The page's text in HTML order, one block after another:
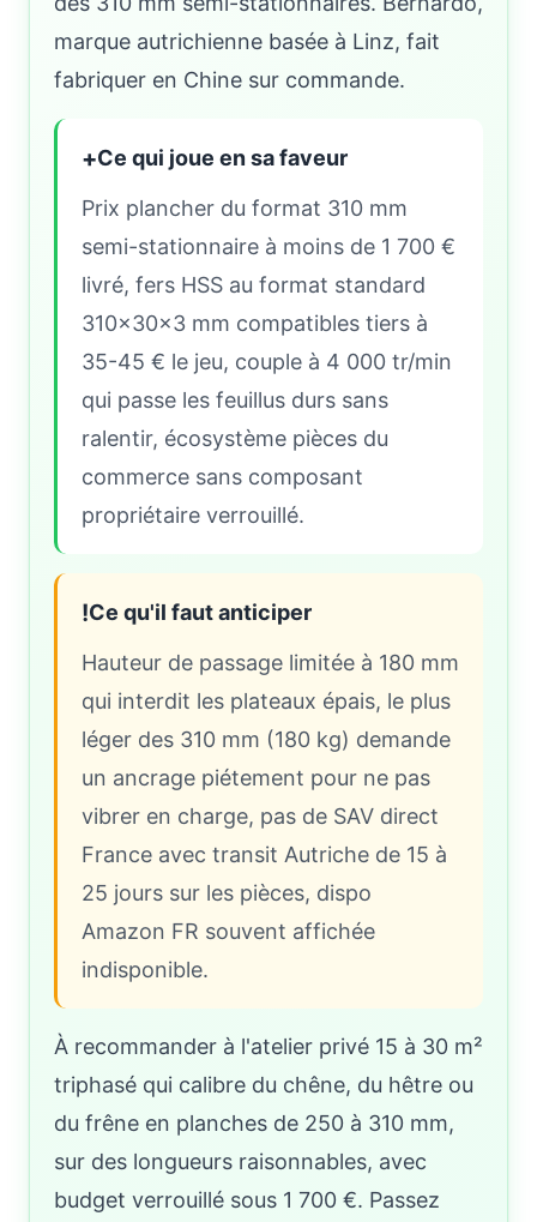
marque autrichienne basée à Linz, fait
fabriquer en Chine sur commande.
+Ce qui joue en sa faveur
Prix plancher du format 310 mm
semi-stationnaire à moins de 1 700 €
livré, fers HSS au format standard
310×30×3 mm compatibles tiers à
35-45 € le jeu, couple à 4 000 tr/min
qui passe les feuillus durs sans
ralentir, écosystème pièces du
commerce sans composant
propriétaire verrouillé.
!Ce qu'il faut anticiper
Hauteur de passage limitée à 180 mm
qui interdit les plateaux épais, le plus
léger des 310 mm (180 kg) demande
un ancrage piétement pour ne pas
vibrer en charge, pas de SAV direct
France avec transit Autriche de 15 à
25 jours sur les pièces, dispo
Amazon FR souvent affichée
indisponible.
À recommander à l'atelier privé 15 à 30 m²
triphasé qui calibre du chêne, du hêtre ou
du frêne en planches de 250 à 310 mm,
sur des longueurs raisonnables, avec
budget verrouillé sous 1 700 €. Passez